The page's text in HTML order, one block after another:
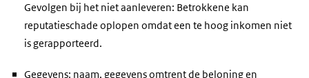
Gevolgen bij het niet aanleveren: Betrokkene kan
reputatieschade oplopen omdat een te hoog inkomen niet
is gerapporteerd.
Gegevens: naam, gegevens omtrent de beloning en